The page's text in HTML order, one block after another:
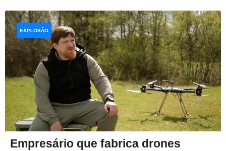
Empresário que fabrica drones
EXPLOSÃO